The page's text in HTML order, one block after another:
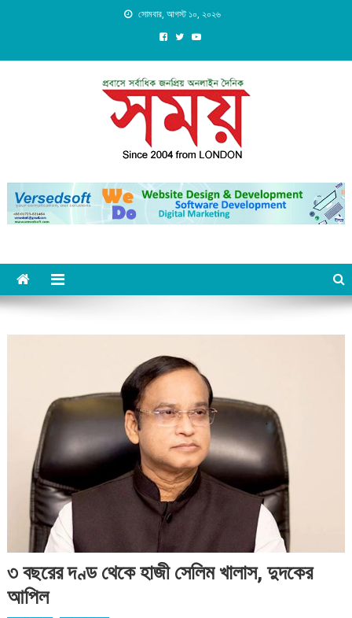
সোমবার, আগস্ট ১০, ২০২৬
Daily Shomoy, Since 2004
from LONDON
৩ বছরের দণ্ড থেকে হাজী সেলিম খালাস, দুদকের
আপিল